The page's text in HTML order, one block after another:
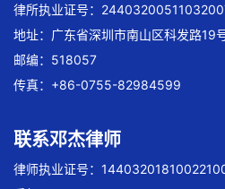
律所执业证号：
地址：广东省深圳市南山区科发路19
邮编：518057
传真：+86-0755-82984599
联系邓杰律师
律师执业证号：